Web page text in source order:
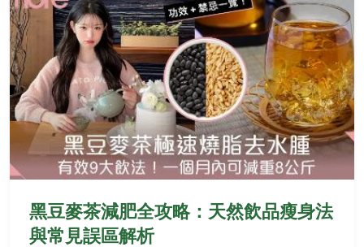
黑豆麥茶減肥全攻略：天然飲品瘦身法
與常見誤區解析